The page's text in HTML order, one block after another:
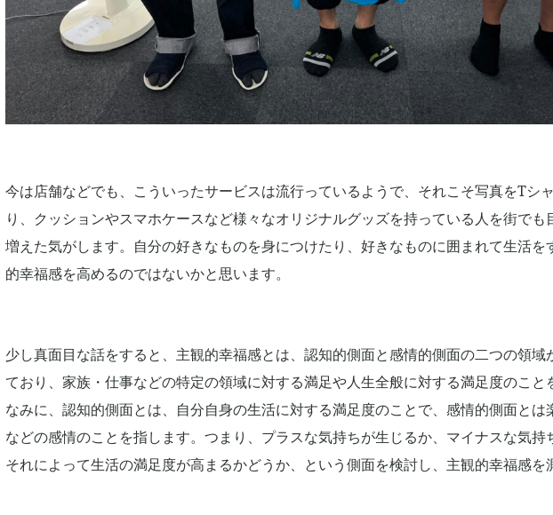
今は店舗などでも、こういったサービスは流行っているようで、それこそ写真をTシ
り、クッションやスマホケースなど様々なオリジナルグッズを持っている人を街でも
増えた気がします。自分の好きなものを身につけたり、好きなものに囲まれて生活を
的幸福感を高めるのではないかと思います。
少し真面目な話をすると、主観的幸福感とは、認知的側面と感情的側面の二つの領域
ており、家族・仕事などの特定の領域に対する満足や人生全般に対する満足度のこと
なみに、認知的側面とは、自分自身の生活に対する満足度のことで、感情的側面とは
などの感情のことを指します。つまり、プラスな気持ちが生じるか、マイナスな気持
それによって生活の満足度が高まるかどうか、という側面を検討し、主観的幸福感を